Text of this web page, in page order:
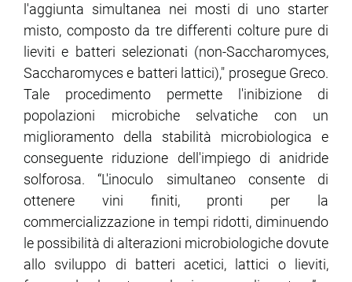
l'aggiunta simultanea nei mosti di uno starter
misto, composto da tre differenti colture pure di
lieviti e batteri selezionati (non-Saccharomyces,
Saccharomyces e batteri lattici)," prosegue Greco.
Tale procedimento permette l'inibizione di
popolazioni microbiche selvatiche con un
miglioramento della stabilità microbiologica e
conseguente riduzione dell'impiego di anidride
solforosa. “L'inoculo simultaneo consente di
ottenere vini finiti, pronti per la
commercializzazione in tempi ridotti, diminuendo
le possibilità di alterazioni microbiologiche dovute
allo sviluppo di batteri acetici, lattici o lieviti,